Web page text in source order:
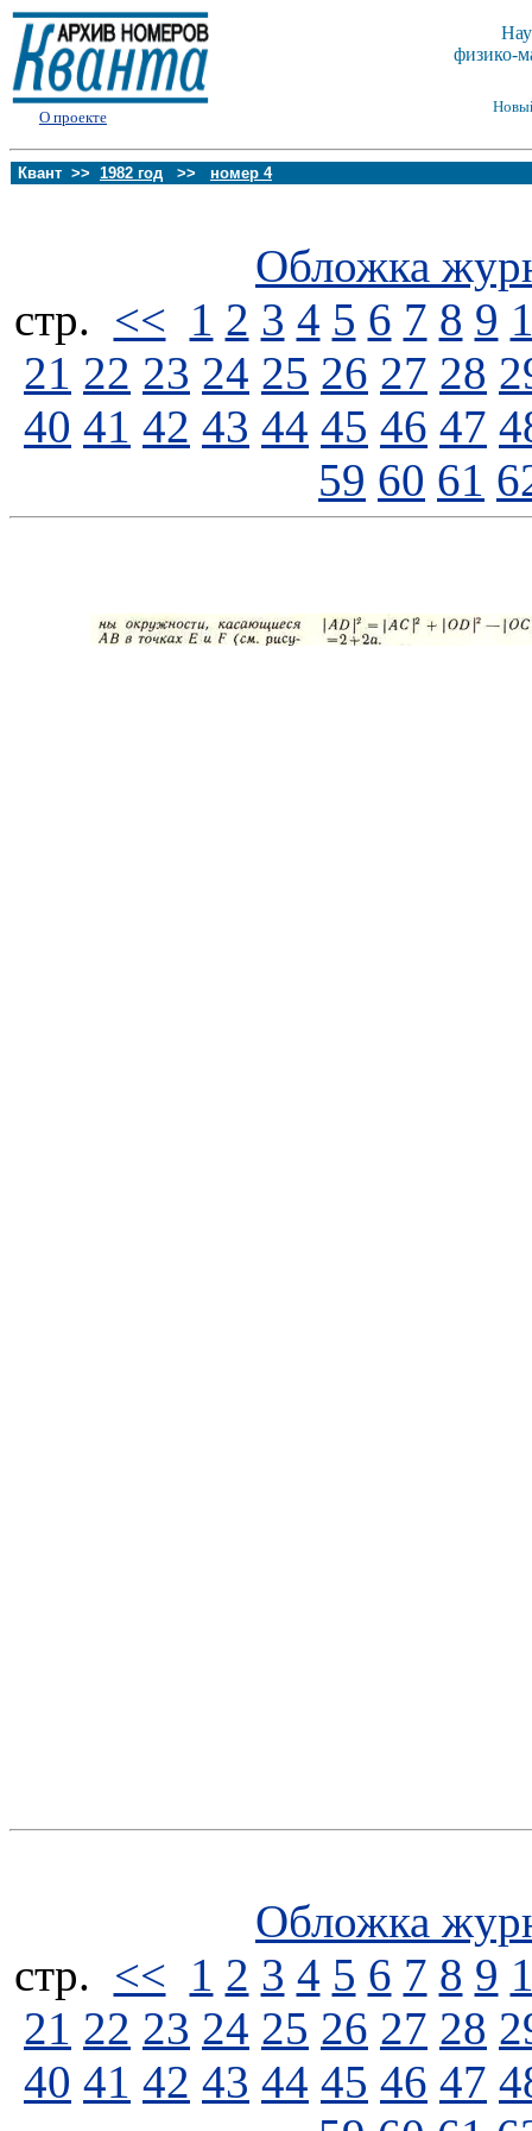
О проекте
физико-
Квант >> 1982 год >> номер 4
Обложка
стp. << 1 2 3 4 5 6 7 8 9
21 22 23 24 25 26 27 28
40 41 42 43 44 45 46 47
59 60 61
Обложка
стp. << 1 2 3 4 5 6 7 8 9
21 22 23 24 25 26 27 28
40 41 42 43 44 45 46 47